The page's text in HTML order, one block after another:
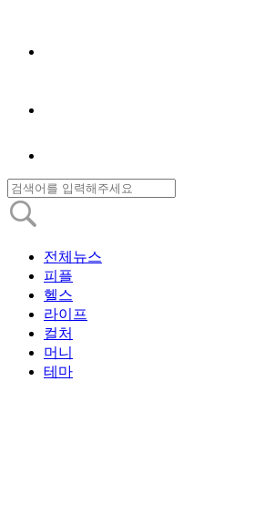
전체뉴스
피플
헬스
라이프
컬처
머니
테마